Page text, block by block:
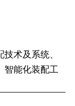
术及系统、
智能化装配工